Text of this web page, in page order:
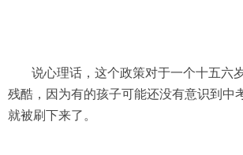
说心理话，这个政策对于一个十五六
残酷，因为有的孩子可能还没有意识到中
就被刷下来了。